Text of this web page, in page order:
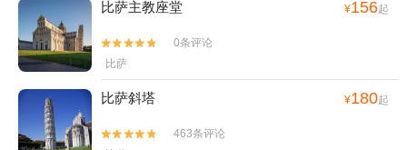
比萨主教座堂 ¥156起


0条评论
比萨
比萨斜塔 ¥180起


463条评论